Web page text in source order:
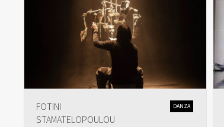
FOTINI
STAMATELOPOULOU
DANZA